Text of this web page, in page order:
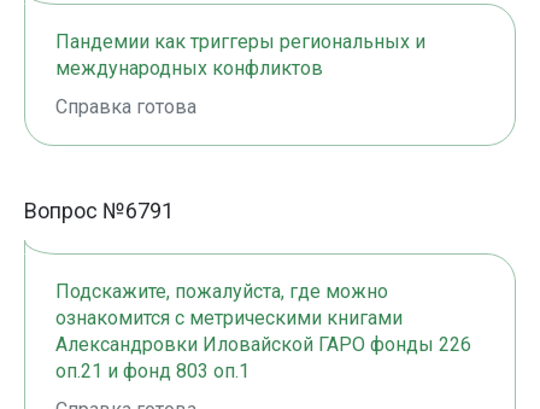
Пандемии как триггеры региональных и
международных конфликтов
Справка готова
Вопрос №6791
Подскажите, пожалуйста, где можно
ознакомится с метрическими книгами
Александровки Иловайской ГАРО фонды 226
оп.21 и фонд 803 оп.1